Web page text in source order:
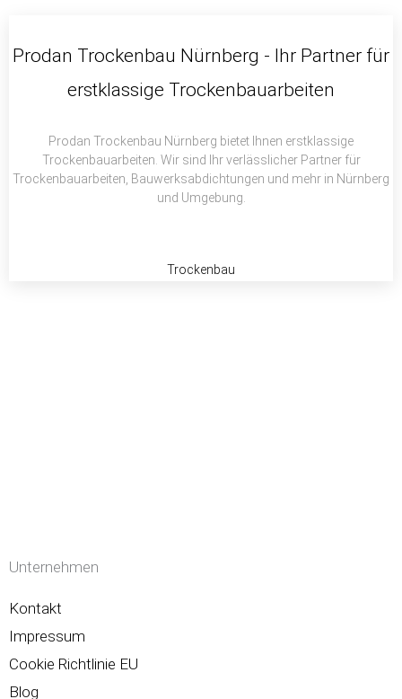
b
t
r
s
p
Prodan Trockenbau Nürnberg - Ihr Partner für
erstklassige Trockenbauarbeiten
Prodan Trockenbau Nürnberg bietet Ihnen erstklassige
Trockenbauarbeiten. Wir sind Ihr verlässlicher Partner für
Trockenbauarbeiten, Bauwerksabdichtungen und mehr in Nürnberg
und Umgebung.
Trockenbau
Unternehmen
Kontakt
Impressum
Cookie Richtlinie EU
Blog